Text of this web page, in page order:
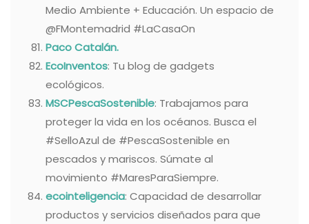
Medio Ambiente + Educación. Un espacio de
@FMontemadrid #LaCasaOn
Paco Catalán.
EcoInventos: Tu blog de gadgets
ecológicos.
MSCPescaSostenible: Trabajamos para
proteger la vida en los océanos. Busca el
#SelloAzul de #PescaSostenible en
pescados y mariscos. Súmate al
movimiento #MaresParaSiempre.
ecointeligencia: Capacidad de desarrollar
productos y servicios diseñados para que